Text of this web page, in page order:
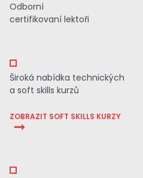
Odborní
certifikovaní lektoři
Široká nabídka technických
a soft skills kurzů
ZOBRAZIT SOFT SKILLS KURZY